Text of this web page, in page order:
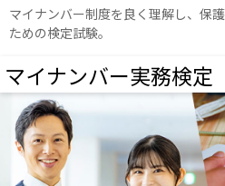
マイナンバー制度を良く理解し、保
ための検定試験。
マイナンバー実務検定